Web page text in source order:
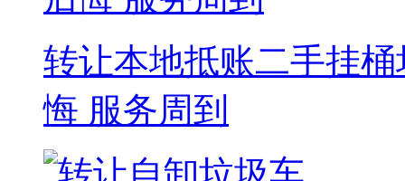
转让本地抵账二手挂
悔 服务周到